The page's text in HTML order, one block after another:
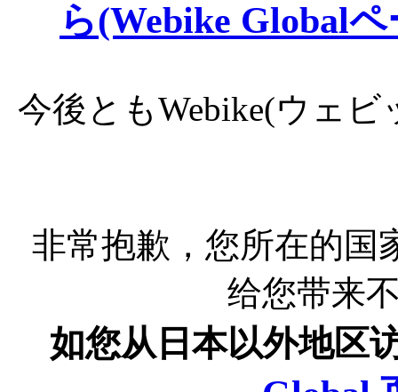
ら(Webike Global
今後ともWebike(ウェ
非常抱歉，您所在的国
给您带来
如您从日本以外地区